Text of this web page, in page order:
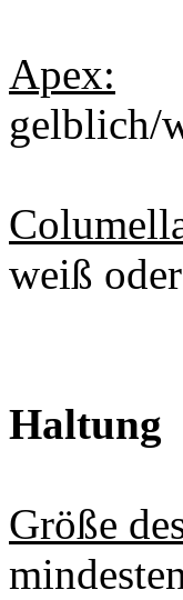
Apex:
gelblich/
weiß
Haltung
Größe